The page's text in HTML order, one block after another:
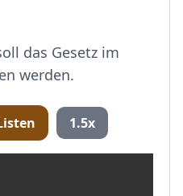
das Gesetz im
werden.
1.5x